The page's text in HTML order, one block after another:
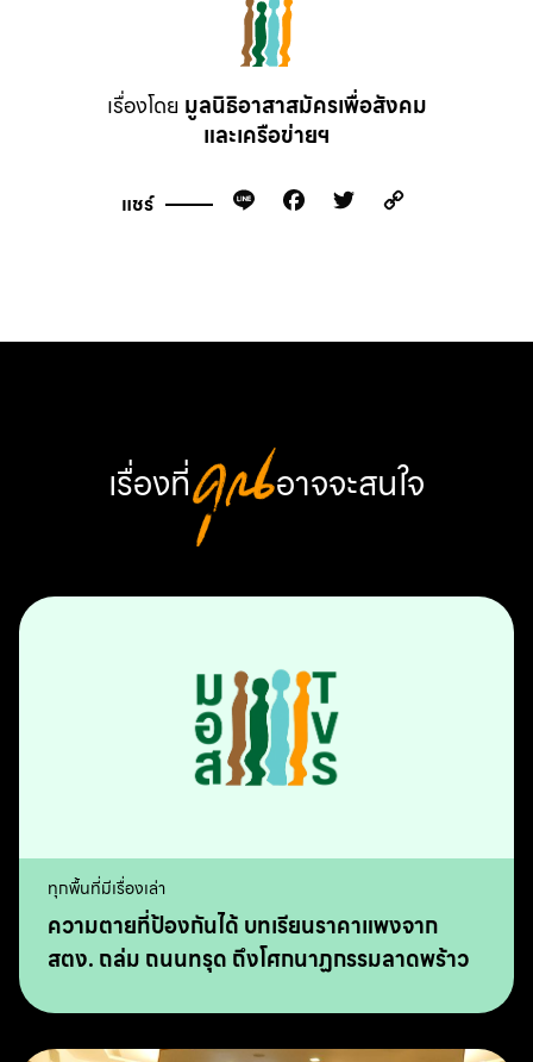
เรื่องโดย มูลนิธิอาสาสมัครเพื่อสังคม
และเครือข่ายฯ
แชร์ Line Facebook
Twitter
เรื่องที่คุณ อาจจะสนใจ
ทุกพื้นที่มีเรื่องเล่า
ความตายที่ป้องกันได้ บทเรียนราคาแพงจาก
สตง. ถล่ม ถนนทรุด ถึงโศกนาฏกรรมลาดพร้าว